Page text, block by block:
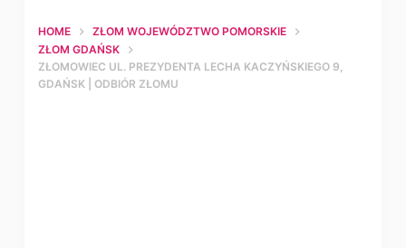
HOME
ZŁOM WOJEWÓDZTWO POMORSKIE
ZŁOM GDAŃSK
ZŁOMOWIEC UL. PREZYDENTA LECHA KACZYŃSKIEGO 9,
GDAŃSK | ОDBIÓR ZŁOMU